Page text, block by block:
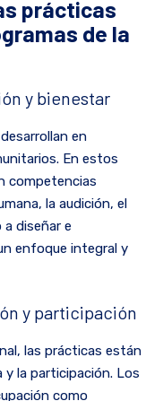
prácticas
de la
y bienestar
en
En estos
competencias
la audición, el
diseñar e
enfoque integral y
y participación
las prácticas están
la participación. Los
como